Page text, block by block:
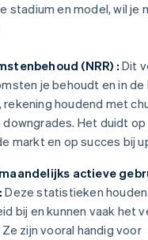
stadium en model, wil je
(NRR) : Dit
je behoudt en in de
houdend met
downgrades. Het duidt
markt en op succes bij
actieve
Deze statistieken
bij en kunnen vaak het
zijn vooral handig voor